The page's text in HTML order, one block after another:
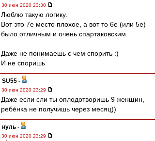
30 июн 2020 23:30
Люблю такую логику.
Вот это 7е место плохое, а вот то 6е (или 5е)
было отличным и очень спартаковским.
Даже не понимаешь с чем спорить :)
И не споришь
SU55 -
30 июн 2020 23:29
Даже если сли ты оплодотворишь 9 женщин,
ребéнка не получишь через месяц))
нуль -
30 июн 2020 23:29